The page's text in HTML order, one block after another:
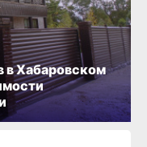
в Хабаровском